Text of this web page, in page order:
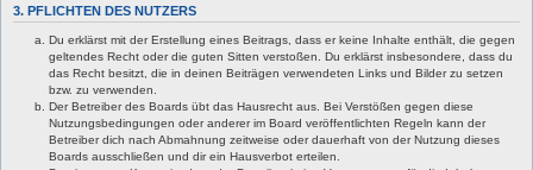
3. PFLICHTEN DES NUTZERS
Du erklärst mit der Erstellung eines Beitrags, dass er keine Inhalte enthält, die gegen
geltendes Recht oder die guten Sitten verstoßen. Du erklärst insbesondere, dass du
das Recht besitzt, die in deinen Beiträgen verwendeten Links und Bilder zu setzen
bzw. zu verwenden.
Der Betreiber des Boards übt das Hausrecht aus. Bei Verstößen gegen diese
Nutzungsbedingungen oder anderer im Board veröffentlichten Regeln kann der
Betreiber dich nach Abmahnung zeitweise oder dauerhaft von der Nutzung dieses
Boards ausschließen und dir ein Hausverbot erteilen.